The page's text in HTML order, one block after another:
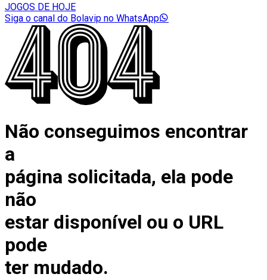
JOGOS DE HOJE
Siga o canal do Bolavip no WhatsApp
Não conseguimos encontrar
a
página solicitada, ela pode
não
estar disponível ou o URL
pode
ter mudado.